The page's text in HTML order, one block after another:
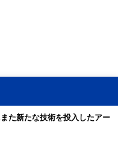
た新たな技術を投入したアー